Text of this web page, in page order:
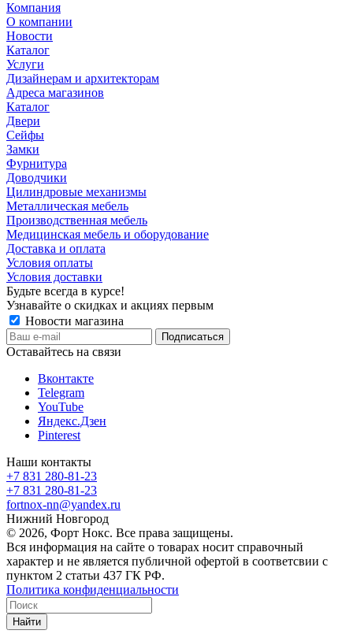
Компания
О компании
Новости
Каталог
Услуги
Дизайнерам и архитекторам
Адреса магазинов
Каталог
Двери
Сейфы
Замки
Фурнитура
Доводчики
Цилиндровые механизмы
Металлическая мебель
Производственная мебель
Медицинская мебель и оборудование
Доставка и оплата
Условия оплаты
Условия доставки
Будьте всегда в курсе!
Узнавайте о скидках и акциях первым
Новости магазина
Оставайтесь на связи
Вконтакте
Telegram
YouTube
Яндекс.Дзен
Pinterest
Наши контакты
+7 831 280-81-23
+7 831 280-81-23
fortnox-nn@yandex.ru
Нижний Новгород
© 2026, Форт Нокс. Все права защищены.
Вся информация на сайте о товарах носит справочный
характер и не является публичной офертой в соответсвии с
пунктом 2 статьи 437 ГК РФ.
Политика конфиденциальности
Найти